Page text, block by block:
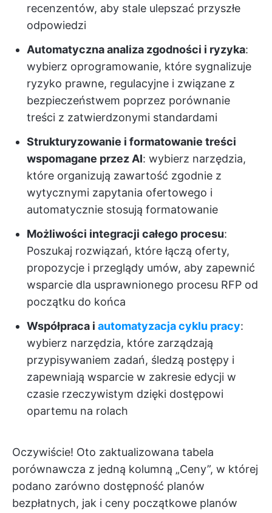
recenzentów, aby stale ulepszać przyszłe
odpowiedzi
Automatyczna analiza zgodności i ryzyka:
wybierz oprogramowanie, które sygnalizuje
ryzyko prawne, regulacyjne i związane z
bezpieczeństwem poprzez porównanie
treści z zatwierdzonymi standardami
Strukturyzowanie i formatowanie treści
wspomagane przez AI: wybierz narzędzia,
które organizują zawartość zgodnie z
wytycznymi zapytania ofertowego i
automatycznie stosują formatowanie
Możliwości integracji całego procesu:
Poszukaj rozwiązań, które łączą oferty,
propozycje i przeglądy umów, aby zapewnić
wsparcie dla usprawnionego procesu RFP od
początku do końca
Współpraca i automatyzacja cyklu pracy:
wybierz narzędzia, które zarządzają
przypisywaniem zadań, śledzą postępy i
zapewniają wsparcie w zakresie edycji w
czasie rzeczywistym dzięki dostępowi
opartemu na rolach
Oczywiście! Oto zaktualizowana tabela
porównawcza z jedną kolumną „Ceny”, w której
podano zarówno dostępność planów
bezpłatnych, jak i ceny początkowe planów